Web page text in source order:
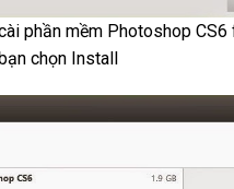
phần mềm Photoshop
chọn Install